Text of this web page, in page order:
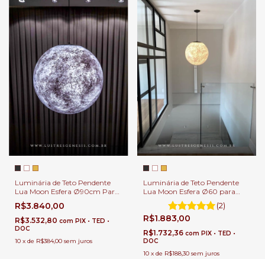
Luminária de Teto Pendente
Lua Moon Esfera Ø90cm Para
Escadas, Salas Pé Direito Duplo
e Alto.
R$3.840,00
R$3.532,80 com PIX • TED •
DOC
10 x de R$384,00 sem juros
Luminária de Teto Pendente
Lua Moon Esfera Ø60 para
Escadas e Salas Pé Direito
Duplo e Alto.
(2)
R$1.883,00
R$1.732,36 com PIX • TED •
DOC
10 x de R$188,30 sem juros